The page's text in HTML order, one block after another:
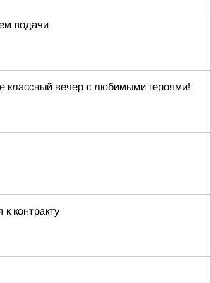
подачи
классный вечер с любимыми героями!
контракту